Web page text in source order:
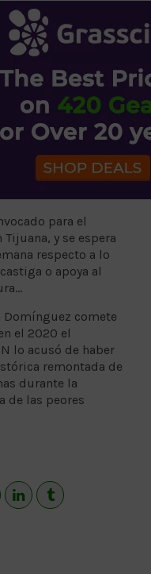
hace apología
fotos en sus redes
los futbolistas
grandes del
de las
en las redes
por haber
una sincera
en mis redes
infantil”, aunque no
niños y jugadores
para el
y se espera
respecto a lo
o apoya al
Domínguez comete
el 2020 el
lo acusó de haber
remontada de
durante la
de las peores